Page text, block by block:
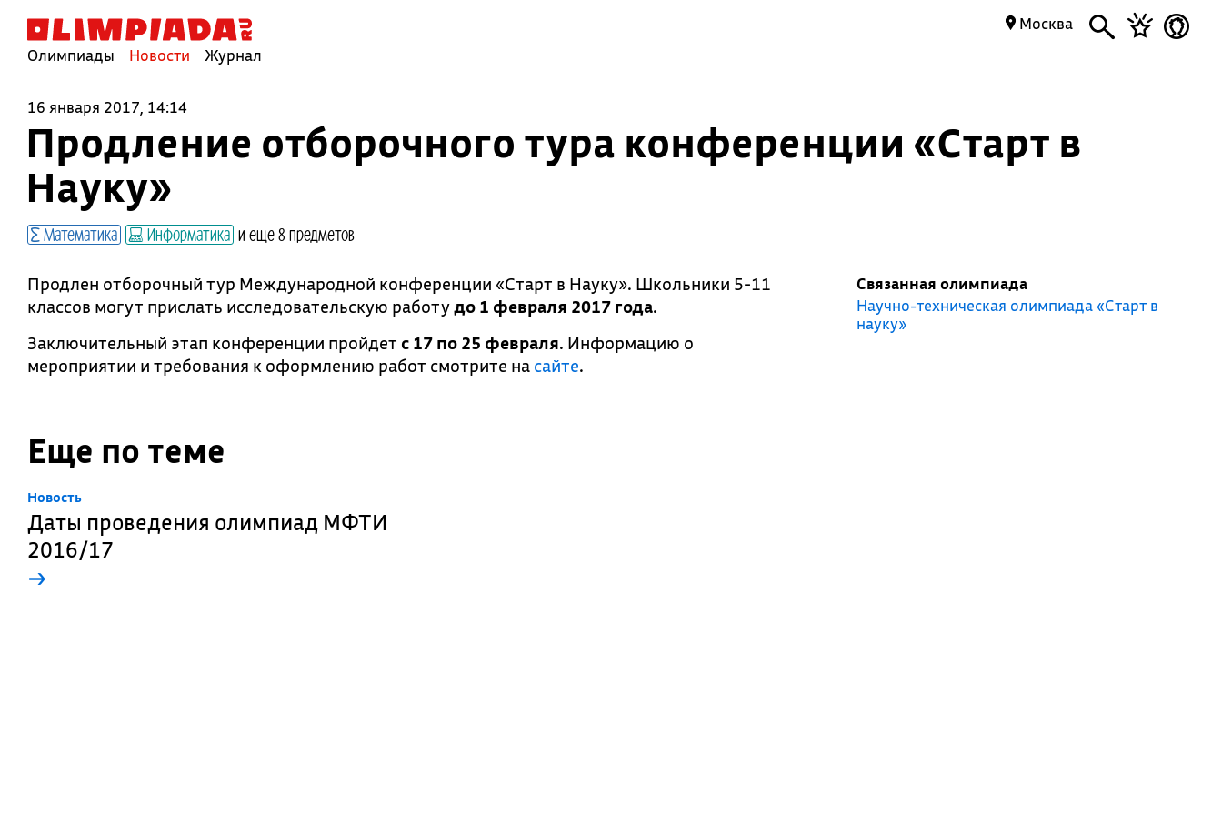
Олимпиады Новости Журнал
Москва
16 января 2017, 14:14
Продление отборочного тура конференции «Старт в
Науку»
Математика Информатика и еще 8 предметов
Продлен отборочный тур Международной конференции «Старт в Науку». Школьники 5-11
классов могут прислать исследовательскую работудо 1 февраля 2017 года.
Заключительный этап конференции пройдет с 17 по 25 февраля. Информацию о
мероприятии и требования к оформлению работ смотрите на сайте.
Связанная олимпиада
Научно-техническая олимпиада «Старт в
науку»
Еще по теме
Новость
Даты проведения олимпиад МФТИ
2016/17
→